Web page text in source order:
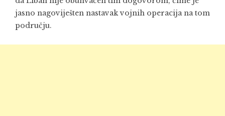
jasno nagoviješten nastavak vojnih operacija na tom
području.